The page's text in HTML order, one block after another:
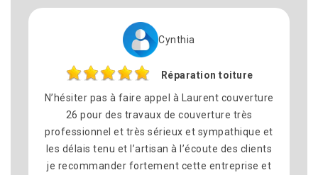
Réparation toiture
à Laurent couverture
de couverture très
et sympathique et
à l’écoute des clients
cette entreprise et
Nous avons fait appel à
pour le remplacement de
commune dé Montelimar et
satisfait du résultat. Travail
équipe sympathique et